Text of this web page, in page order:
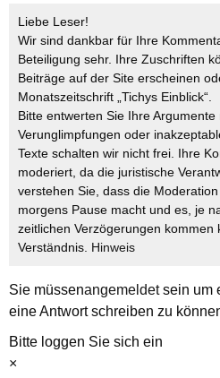
Liebe Leser!
Wir sind dankbar für Ihre
Beteiligung sehr. Ihre Zuschriften
Beiträge auf der Site erscheinen
Monatszeitschrift „Tichys Einblick“.
Bitte entwerten Sie Ihre
Verunglimpfungen oder
Texte schalten wir nicht frei. Ihre
moderiert, da die juristische
verstehen Sie, dass die
morgens Pause macht und es, je
zeitlichen Verzögerungen kommen
Verständnis. Hinweis
Sie müssenangemeldetsein um
eine Antwort schreiben zu
Bitte loggen Sie sich ein
×